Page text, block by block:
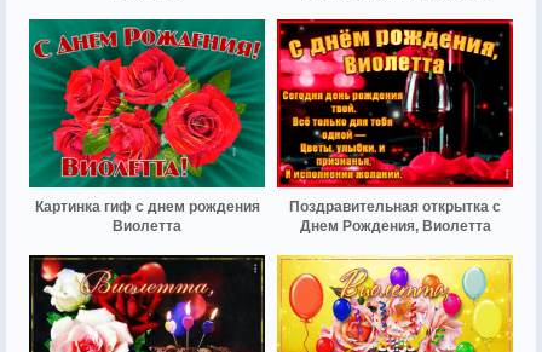
Картинка гиф с днем рождения
Виолетта
Поздравительная открытка с
Днем Рождения, Виолетта